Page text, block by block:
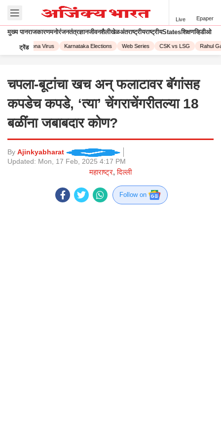
Live Epaper
मुख्य पानराजकारणमनोरंजनतंत्रज्ञानजीवनशैलीखेळअंतराष्ट्रीयराष्ट्रीयStatesशिक्षणव्हिडीओ
ट्रेंड
Corona Virus Karnataka Elections Web Series CSK vs LSG Rahul
चपला-बूटांचा खच अन् फलाटावर बॅगांसह
कपडेच कपडे, ‘त्या’ चेंगराचेंगरीतल्या 18
बळींना जबाबदार कोण?
By Ajinkyabharat
Updated: Mon, 17 Feb, 2025 4:17 PM
महाराष्ट्र,दिल्ली
Follow on